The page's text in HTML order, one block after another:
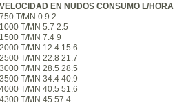
VELOCIDAD EN NUDOS CONSUMO L/HORA
750 T/MN 0.9 2
1000 T/MN 5.7 2.5
1500 T/MN 7.4 9
2000 T/MN 12.4 15.6
2500 T/MN 22.8 21.7
3000 T/MN 28.5 28.5
3500 T/MN 34.4 40.9
4000 T/MN 40.5 51.6
4300 T/MN 45 57.4